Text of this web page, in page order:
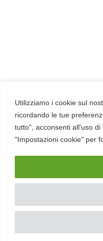
Utilizziamo i cookie sul
ricordando le tue
tutto", acconsenti all'uso
"Impostazioni cookie" per
realistica e
supervisione degli
HackerHood, che
fedele al mondo reale
informatica.